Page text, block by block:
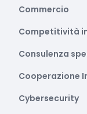
Commercio
Competitività
Consulenza
Cooperazione
Cybersecurity